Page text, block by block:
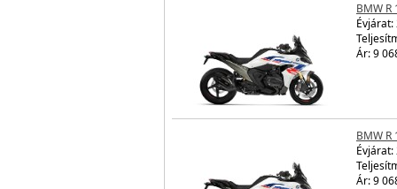
BMW R
Évjárat:
Ár: 9
BMW R
Évjárat:
Ár: 9